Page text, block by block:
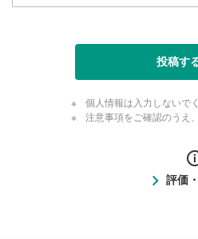
投稿す
個人情報は入力しないで
注意事項をご確認のうえ
評価